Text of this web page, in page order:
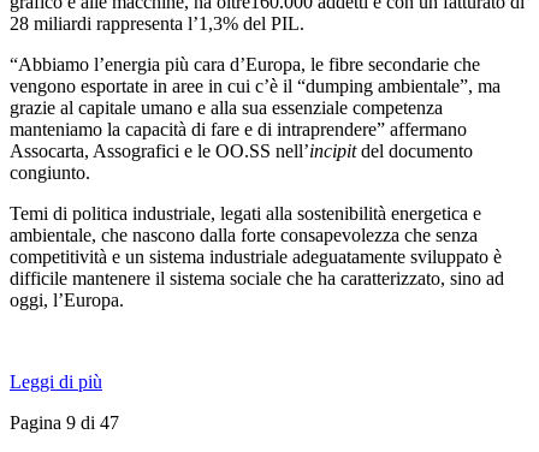
28 miliardi rappresenta l’1,3% del PIL.
“Abbiamo l’energia più cara d’Europa, le fibre secondarie che
vengono esportate in aree in cui c’è il “dumping ambientale”, ma
grazie al capitale umano e alla sua essenziale competenza
manteniamo la capacità di fare e di intraprendere” affermano
Assocarta, Assografici e le OO.SS nell’incipitdel documento
congiunto.
Temi di politica industriale, legati alla sostenibilità energetica e
ambientale, che nascono dalla forte consapevolezza che senza
competitività e un sistema industriale adeguatamente sviluppato è
difficile mantenere il sistema sociale che ha caratterizzato, sino ad
oggi, l’Europa.
Leggi di più
Pagina 9 di 47